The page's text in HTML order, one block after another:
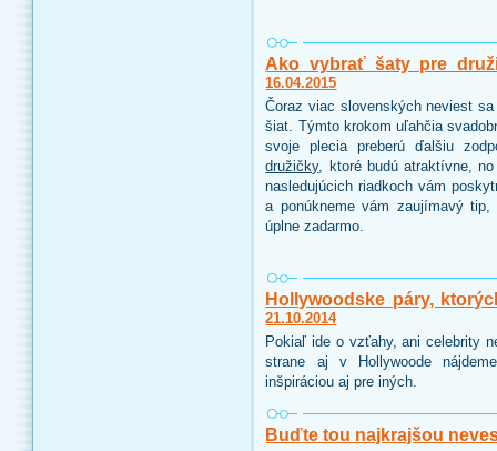
Ako vybrať šaty pre
16.04.2015
Čoraz viac slovenských neviest
šiat. Týmto krokom uľahčia
svoje plecia preberú ďalšiu
družičky, ktoré budú atraktívne,
nasledujúcich riadkoch vám
a ponúkneme vám zaujímavý
úplne zadarmo.
Hollywoodske páry,
21.10.2014
Pokiaľ ide o vzťahy, ani celebrity
strane aj v Hollywoode
inšpiráciou aj pre iných.
Buďte tou najkrajšou